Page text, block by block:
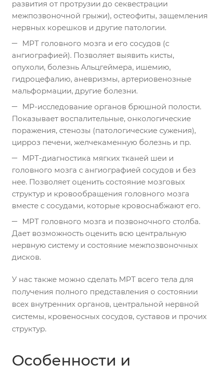
развития от протрузии до секвестрации
межпозвоночной грыжи), остеофиты, защемления
нервных корешков и другие патологии.
МРТ головного мозга и его сосудов (с
ангиографией). Позволяет выявить кисты,
опухоли, болезнь Альцгеймера, ишемию,
гидроцефалию, аневризмы, артериовенозные
мальформации, другие болезни.
МР-исследование органов брюшной полости.
Показывает воспалительные, онкологические
поражения, стенозы (патологические сужения),
цирроз печени, желчекаменную болезнь и пр.
МРТ-диагностика мягких тканей шеи и
головного мозга с ангиографией сосудов и без
нее. Позволяет оценить состояние мозговых
структур и кровообращения головного мозга
вместе с сосудами, которые кровоснабжают его.
МРТ головного мозга и позвоночного столба.
Дает возможность оценить всю центральную
нервную систему и состояние межпозвоночных
дисков.
У нас также можно сделать МРТ всего тела для
получения полного представления о состоянии
всех внутренних органов, центральной нервной
системы, кровеносных сосудов, суставов и прочих
структур.
Особенности и